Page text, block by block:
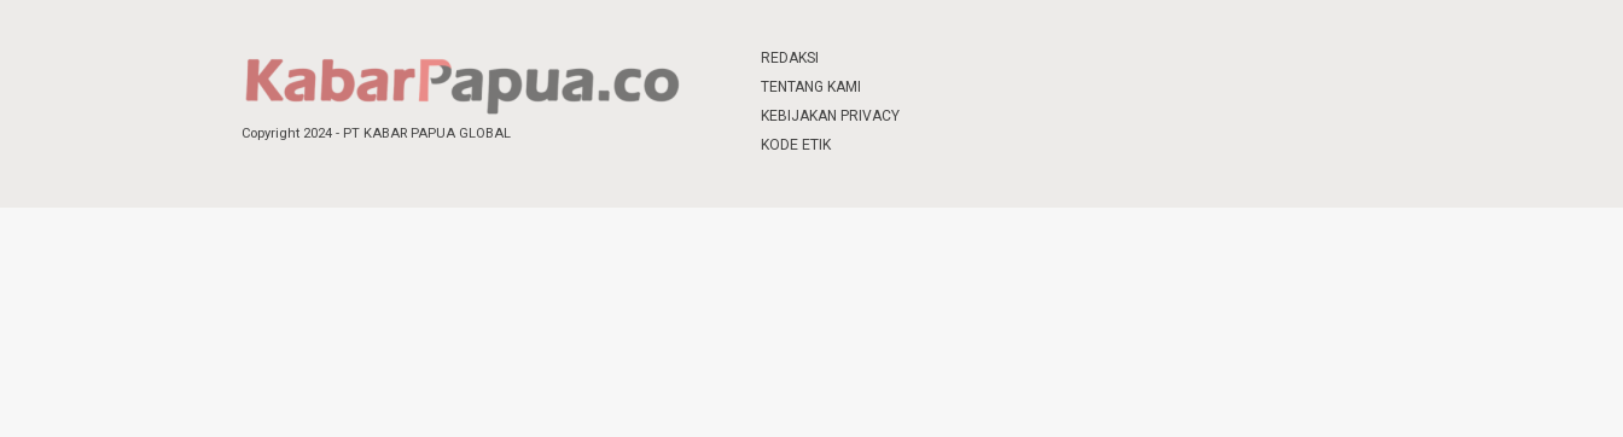
Copyright 2024 - PT KABAR PAPUA GLOBAL
REDAKSI
TENTANG KAMI
KEBIJAKAN PRIVACY
KODE ETIK